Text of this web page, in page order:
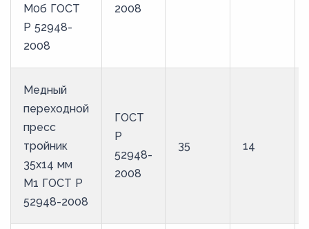
М0б ГОСТ
Р 52948-
2008
2008
Медный
переходной
пресс
тройник
35х14 мм
М1 ГОСТ Р
52948-2008
ГОСТ
Р
52948-
2008
35 14